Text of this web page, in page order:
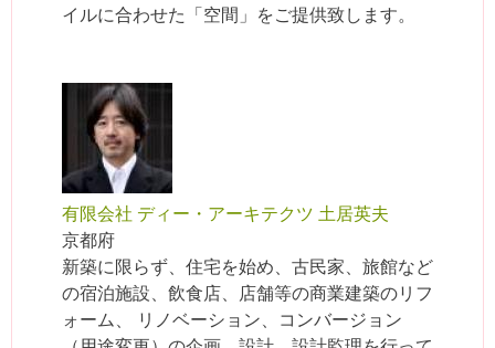
イルに合わせた「空間」をご提供致します。
有限会社 ディー・アーキテクツ 土居英夫
京都府
新築に限らず、住宅を始め、古民家、旅館など
の宿泊施設、飲食店、店舗等の商業建築のリフ
ォーム、 リノベーション、コンバージョン